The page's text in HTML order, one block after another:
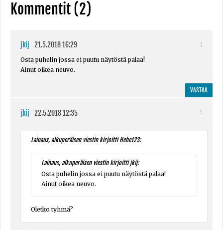
Kommentit (2)
jkij 21.5.2018 16:29
1
Osta puhelin jossa ei puutu näytöstä palaa!
Ainut oikea neuvo.
VASTAA
jkij 22.5.2018 12:35 2
Lainaus, alkuperäisen viestin kirjoitti Hehe123:
Lainaus, alkuperäisen viestin kirjoitti jkij:
Osta puhelin jossa ei puutu näytöstä palaa!
Ainut oikea neuvo.
Oletko tyhmä?